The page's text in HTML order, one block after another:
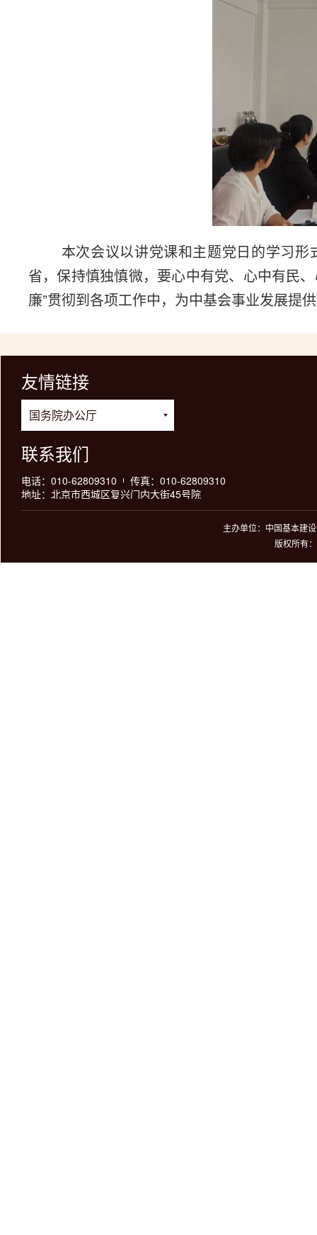
本次会议以讲党课和主题党日的学习形
省，保持慎独慎微，要心中有党、心中有民
廉”贯彻到各项工作中，为中基会事业发展提
友情链接
联系我们
电话：010-62809310
传真：010-62809310
地址：北京市西城区复兴门内大街45号院
主办单位：中国基本建
版权所有